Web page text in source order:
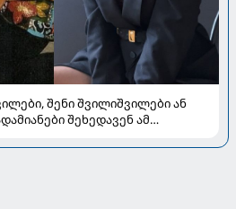
შენი შვილიშვილები ან
შეხედავენ ამ